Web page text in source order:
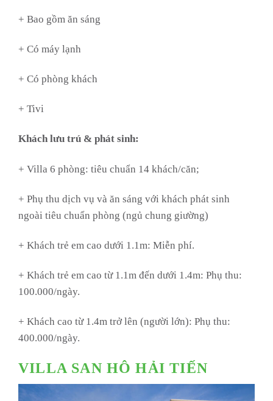
+ Bao gồm ăn sáng
+ Có máy lạnh
+ Có phòng khách
+ Tivi
Khách lưu trú & phát sinh:
+ Villa 6 phòng: tiêu chuẩn 14 khách/căn;
+ Phụ thu dịch vụ và ăn sáng với khách phát sinh
ngoài tiêu chuẩn phòng (ngủ chung giường)
+ Khách trẻ em cao dưới 1.1m: Miễn phí.
+ Khách trẻ em cao từ 1.1m đến dưới 1.4m: Phụ thu:
100.000/ngày.
+ Khách cao từ 1.4m trở lên (người lớn): Phụ thu:
400.000/ngày.
VILLA SAN HÔ HẢI TIẾN